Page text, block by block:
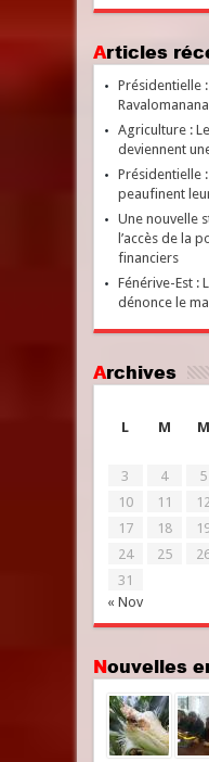
Articles
Présidentielle
Agriculture :
deviennent
Présidentielle
peaufinent
Une nouvelle
l’accès de la
financiers
Fénérive-Est :
dénonce le
Archives
L
M M
« Nov
3
4 5
10
11
17
18
24
25
31
Nouvelles